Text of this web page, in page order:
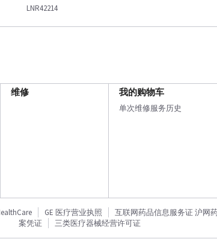
LNR42214
维修 我的购物车
单次维修服务历史
GE 医疗营业执照 互联网药品信息服务证 沪网
案凭证
三类医疗器械经营许可证